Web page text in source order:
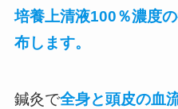
培養上清液100％濃度
布します。
鍼灸で全身と頭皮の血